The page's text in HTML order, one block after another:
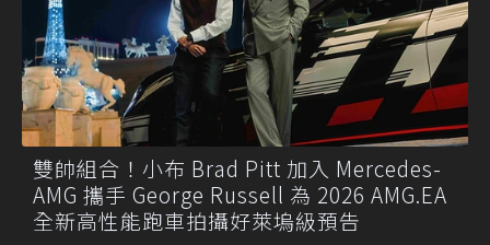
雙帥組合！小布 Brad Pitt 加入 Mercedes-
AMG 攜手 George Russell 為 2026 AMG.EA
全新高性能跑車拍攝好萊塢級預告